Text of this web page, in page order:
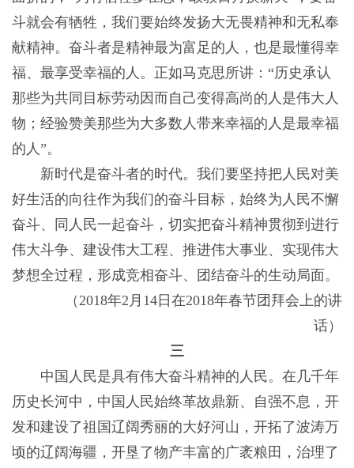
斗就会有牺牲，我们要始终发扬大无畏精神和无私奉
献精神。奋斗者是精神最为富足的人，也是最懂得幸
福、最享受幸福的人。正如马克思所讲：“历史承认
那些为共同目标劳动因而自己变得高尚的人是伟大人
物；经验赞美那些为大多数人带来幸福的人是最幸福
的人”。
新时代是奋斗者的时代。我们要坚持把人民对美
好生活的向往作为我们的奋斗目标，始终为人民不懈
奋斗、同人民一起奋斗，切实把奋斗精神贯彻到进行
伟大斗争、建设伟大工程、推进伟大事业、实现伟大
梦想全过程，形成竞相奋斗、团结奋斗的生动局面。
（2018年2月14日在2018年春节团拜会上的讲
话）
三
中国人民是具有伟大奋斗精神的人民。在几千年
历史长河中，中国人民始终革故鼎新、自强不息，开
发和建设了祖国辽阔秀丽的大好河山，开拓了波涛万
顷的辽阔海疆，开垦了物产丰富的广袤粮田，治理了